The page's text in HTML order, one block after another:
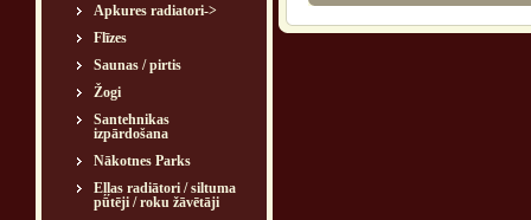
Apkures radiatori->
Flīzes
Saunas / pirtis
Žogi
Santehnikas
izpārdošana
Nākotnes Parks
Eļļas radiātori / siltuma
pūtēji / roku žāvētāji